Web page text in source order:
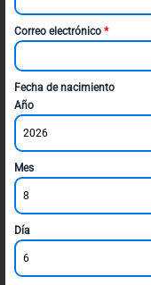
Correo electrónico *
Fecha de nacimiento
Año
2026
Mes
8
Día
6